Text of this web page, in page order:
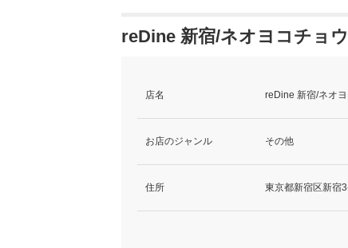
reDine 新宿/ネオヨコチョ
店名 reDine 新宿/ネオ
お店のジャンル その他
住所 東京都新宿区新